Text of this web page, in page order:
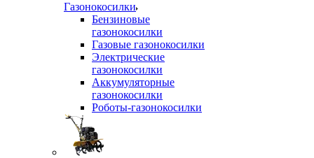
Газонокосилки
Бензиновые
газонокосилки
Газовые газонокосилки
Электрические
газонокосилки
Аккумуляторные
газонокосилки
Роботы-газонокосилки